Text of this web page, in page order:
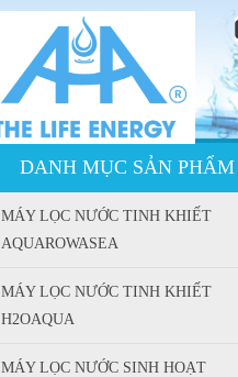
DANH MỤC SẢN PHẨM
MÁY LỌC NƯỚC TINH KHIẾT
AQUAROWASEA
MÁY LỌC NƯỚC TINH KHIẾT
H2OAQUA
MÁY LỌC NƯỚC SINH HOẠT